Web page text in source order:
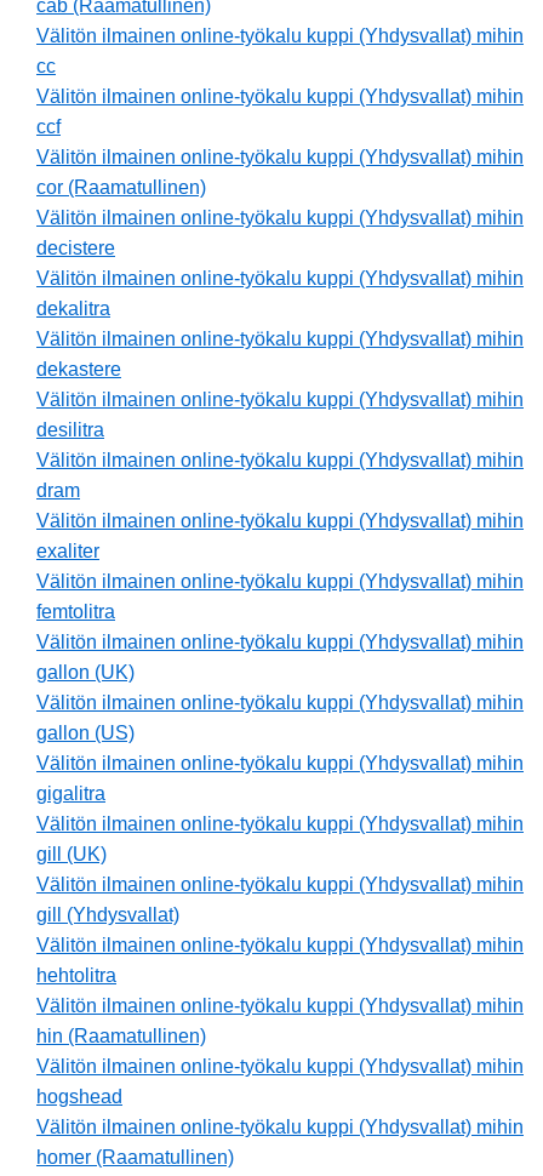
cab (Raamatullinen)
Välitön ilmainen online-työkalu kuppi (Yhdysvallat) mihin
cc
Välitön ilmainen online-työkalu kuppi (Yhdysvallat) mihin
ccf
Välitön ilmainen online-työkalu kuppi (Yhdysvallat) mihin
cor (Raamatullinen)
Välitön ilmainen online-työkalu kuppi (Yhdysvallat) mihin
decistere
Välitön ilmainen online-työkalu kuppi (Yhdysvallat) mihin
dekalitra
Välitön ilmainen online-työkalu kuppi (Yhdysvallat) mihin
dekastere
Välitön ilmainen online-työkalu kuppi (Yhdysvallat) mihin
desilitra
Välitön ilmainen online-työkalu kuppi (Yhdysvallat) mihin
dram
Välitön ilmainen online-työkalu kuppi (Yhdysvallat) mihin
exaliter
Välitön ilmainen online-työkalu kuppi (Yhdysvallat) mihin
femtolitra
Välitön ilmainen online-työkalu kuppi (Yhdysvallat) mihin
gallon (UK)
Välitön ilmainen online-työkalu kuppi (Yhdysvallat) mihin
gallon (US)
Välitön ilmainen online-työkalu kuppi (Yhdysvallat) mihin
gigalitra
Välitön ilmainen online-työkalu kuppi (Yhdysvallat) mihin
gill (UK)
Välitön ilmainen online-työkalu kuppi (Yhdysvallat) mihin
gill (Yhdysvallat)
Välitön ilmainen online-työkalu kuppi (Yhdysvallat) mihin
hehtolitra
Välitön ilmainen online-työkalu kuppi (Yhdysvallat) mihin
hin (Raamatullinen)
Välitön ilmainen online-työkalu kuppi (Yhdysvallat) mihin
hogshead
Välitön ilmainen online-työkalu kuppi (Yhdysvallat) mihin
homer (Raamatullinen)